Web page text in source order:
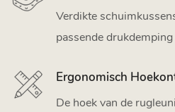
Verdikte
passende
Ergonomisch
De hoek van de